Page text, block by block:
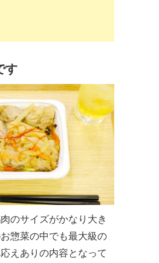
す
のサイズがかなり大き
惣菜の中でも最大級の
えありの内容となって